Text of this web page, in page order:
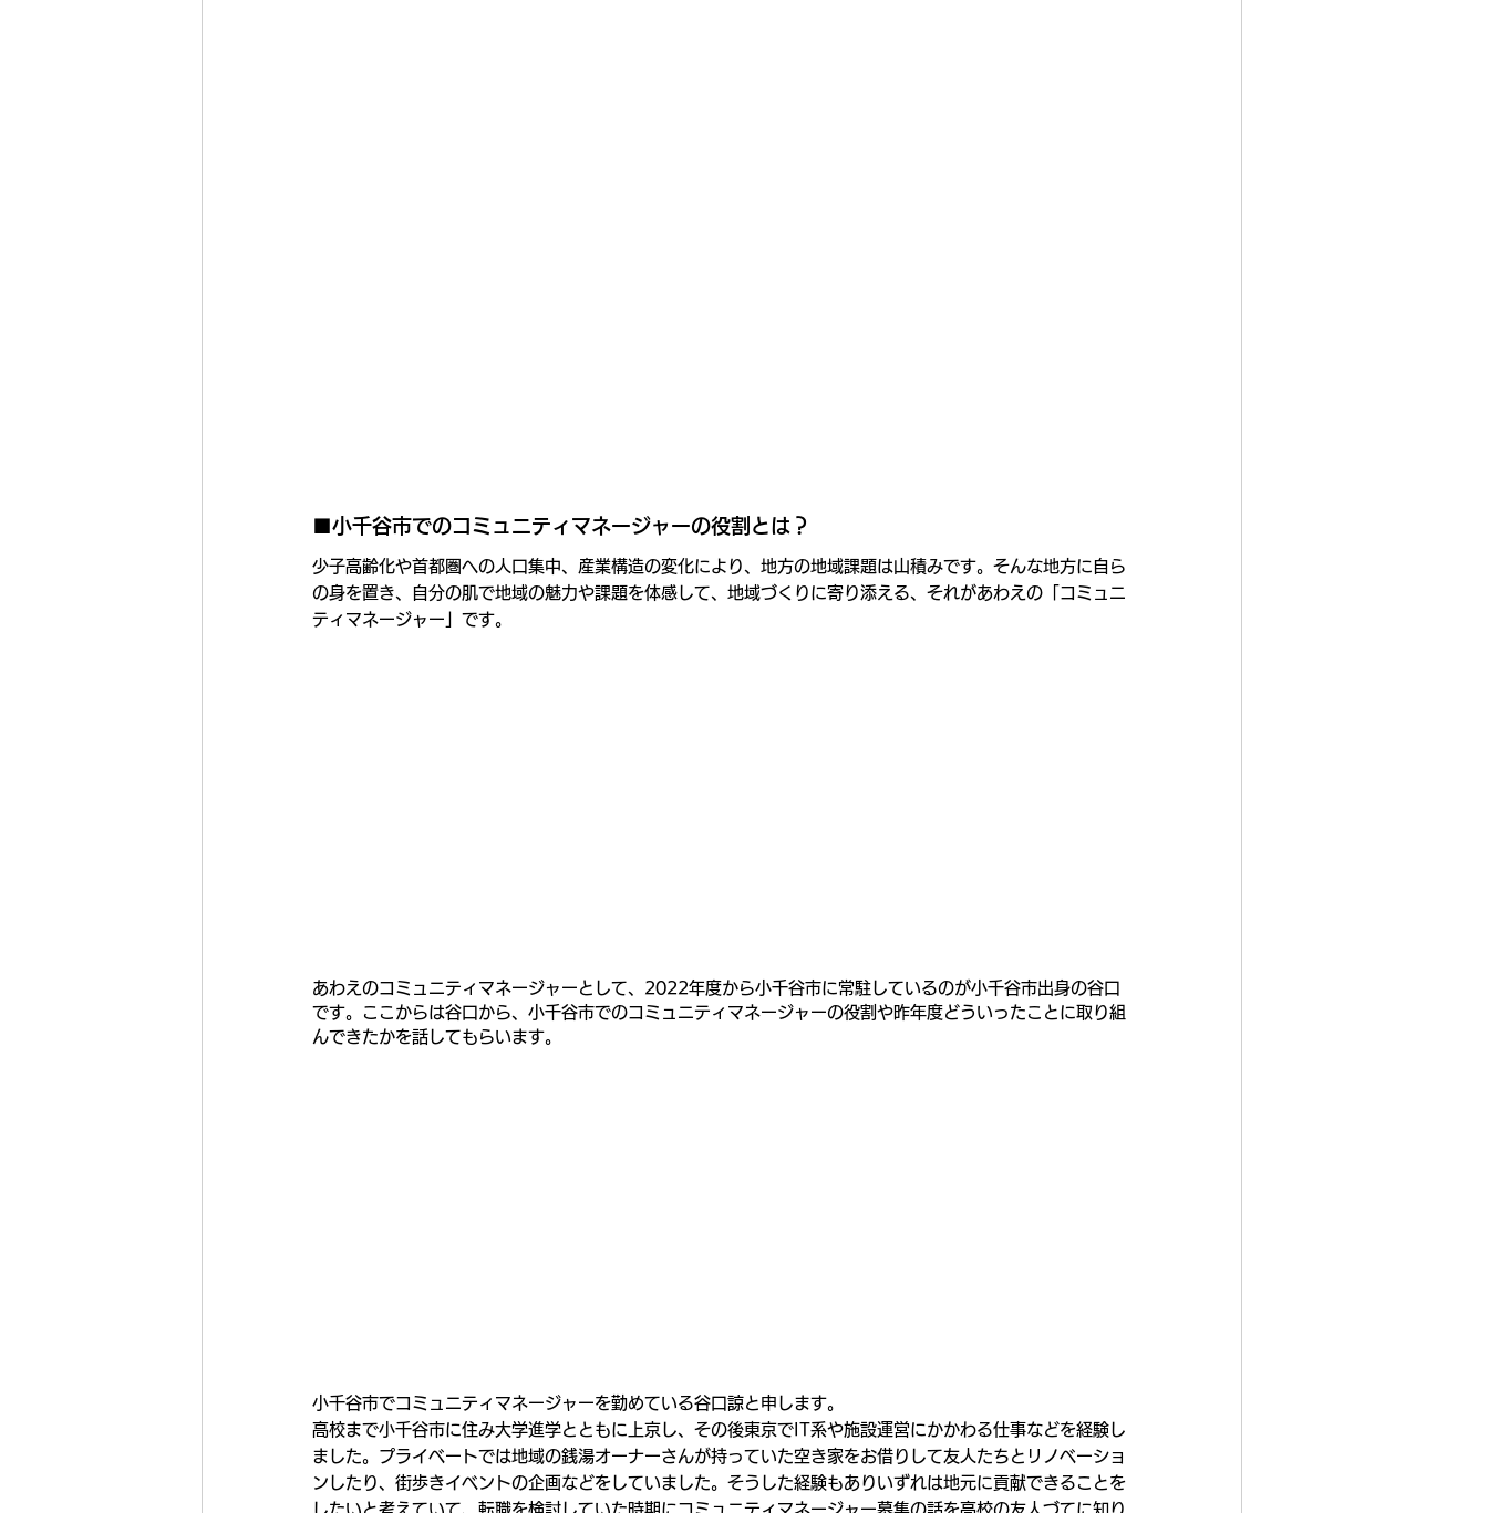
■小千谷市でのコミュニティマネージャーの役割とは？
少子高齢化や首都圏への人口集中、産業構造の変化により、地方の地域課題は山積みです。そんな地方に自ら
の身を置き、自分の肌で地域の魅力や課題を体感して、地域づくりに寄り添える、それがあわえの「コミュニ
ティマネージャー」です。
あわえのコミュニティマネージャーとして、2022年度から小千谷市に常駐しているのが小千谷市出身の谷口
です。ここからは谷口から、小千谷市でのコミュニティマネージャーの役割や昨年度どういったことに取り組
んできたかを話してもらいます。
小千谷市でコミュニティマネージャーを勤めている谷口諒と申します。
高校まで小千谷市に住み大学進学とともに上京し、その後東京でIT系や施設運営にかかわる仕事などを経験し
ました。プライベートでは地域の銭湯オーナーさんが持っていた空き家をお借りして友人たちとリノベーショ
ンしたり、街歩きイベントの企画などをしていました。そうした経験もありいずれは地元に貢献できることを
したいと考えていて、転職を検討していた時期にコミュニティマネージャー募集の話を高校の友人づてに知り